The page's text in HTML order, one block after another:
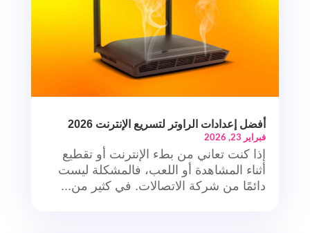
أفضل إعدادات الراوتر لتسريع الإنترنت 2026
فبراير 23, 2026
إذا كنت تعاني من بطء الإنترنت أو تقطيع
أثناء المشاهدة أو اللعب، فالمشكلة ليست
دائمًا من شركة الاتصالات. في كثير من...